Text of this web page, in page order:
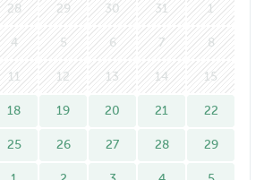
28 29 30 31 1
4 5 6 7 8
11 12 13 14 15
18 19 20 21 22
25 26 27 28 29